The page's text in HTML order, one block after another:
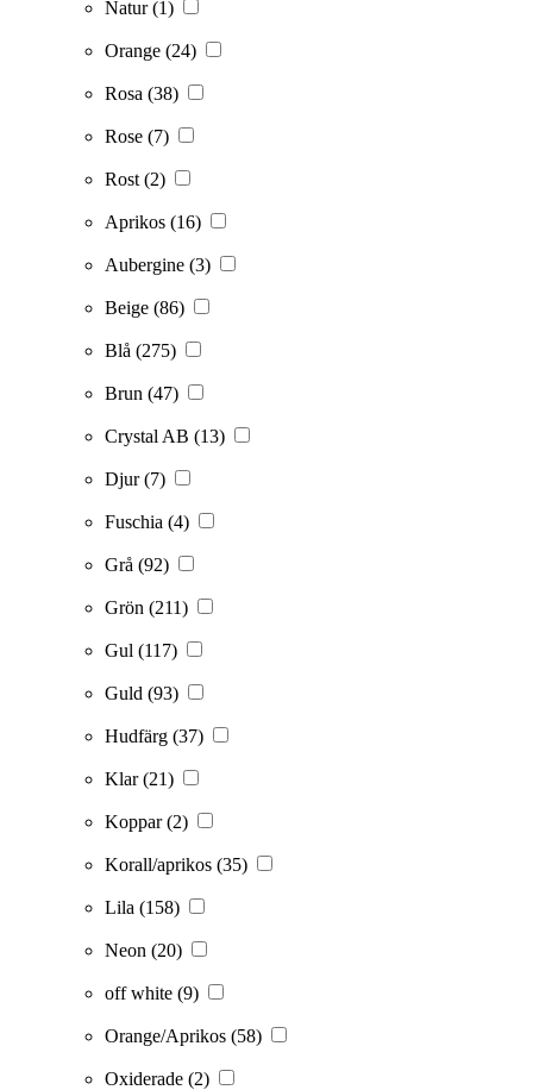
Natur(1)
Orange (24)
Rosa (38)
Rose (7)
Rost (2)
Aprikos (16)
Aubergine (3)
Beige (86)
Blå (275)
Brun (47)
Crystal AB (13)
Djur(7)
Fuschia (4)
Grå (92)
Grön (211)
Gul (117)
Guld (93)
Hudfärg (37)
Klar(21)
Koppar(2)
Korall/aprikos (35)
Lila (158)
Neon (20)
off white (9)
Orange/Aprikos (58)
Oxiderade (2)